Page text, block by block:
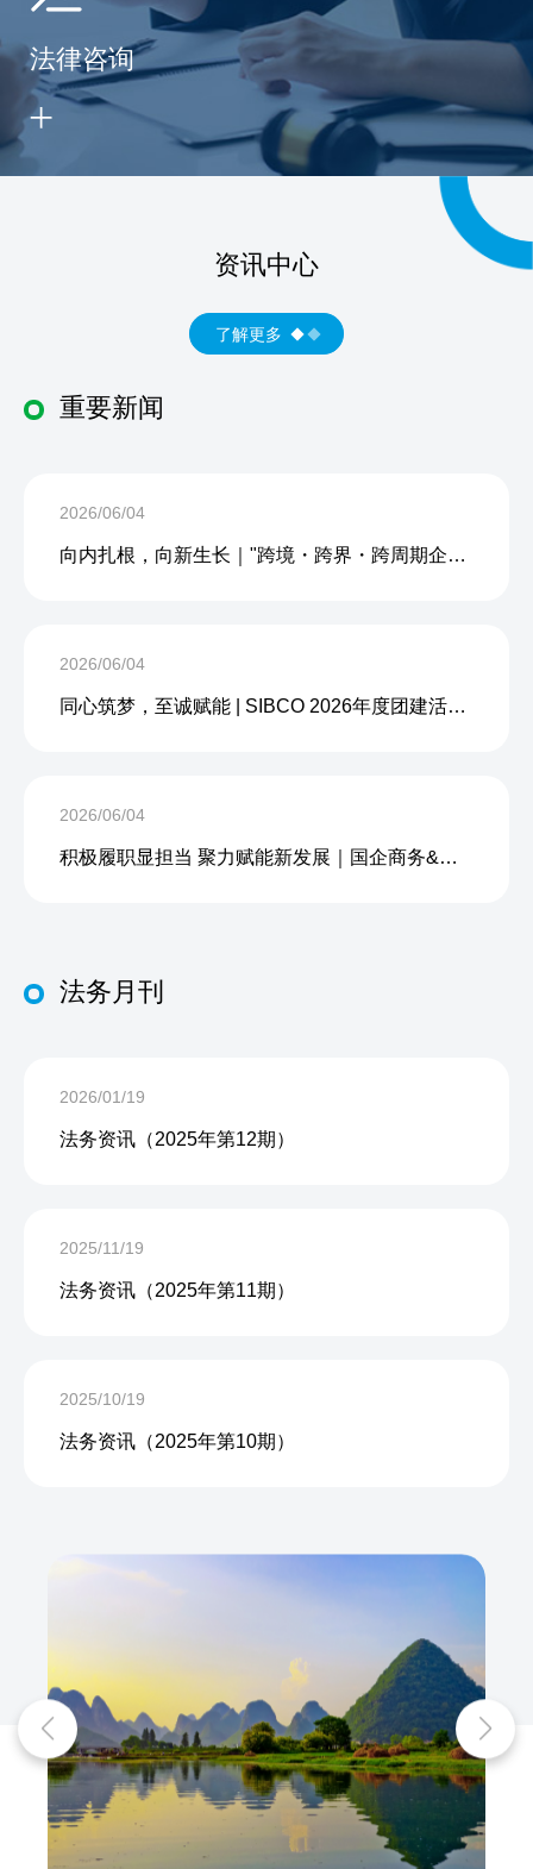
法律咨询
资讯中心
了解更多
重要新闻
2026/06/04
向内扎根，向新生长｜"跨境・跨界・跨周期企业内生力沙龙"成功举办
2026/06/04
同心筑梦，至诚赋能 | SIBCO 2026年度团建活动圆满收官
2026/06/04
积极履职显担当 聚力赋能新发展｜国企商务&中企人力出席上海现代服务业联合会第五届会员大会第三次会议暨2026服务业高质量发展大会
法务月刊
2026/01/19
法务资讯（2025年第12期）
2025/11/19
法务资讯（2025年第11期）
2025/10/19
法务资讯（2025年第10期）